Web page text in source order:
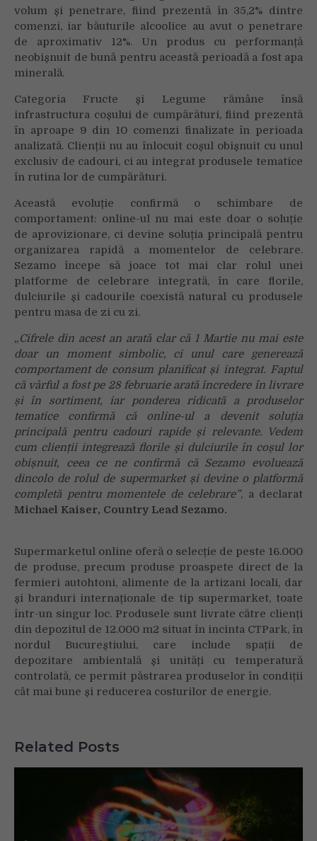
volum și penetrare, fiind prezentă în 35,2% dintre
comenzi, iar băuturile alcoolice au avut o penetrare
de aproximativ 12%. Un produs cu performanță
neobișnuit de bună pentru această perioadă a fost apa
minerală.
Categoria Fructe și Legume rămâne însă
infrastructura coșului de cumpărături, fiind prezentă
în aproape 9 din 10 comenzi finalizate în perioada
analizată. Clienții nu au înlocuit coșul obișnuit cu unul
exclusiv de cadouri, ci au integrat produsele tematice
în rutina lor de cumpărături.
Această evoluție confirmă o schimbare de
comportament: online-ul nu mai este doar o soluție
de aprovizionare, ci devine soluția principală pentru
organizarea rapidă a momentelor de celebrare.
Sezamo începe să joace tot mai clar rolul unei
platforme de celebrare integrată, în care florile,
dulciurile și cadourile coexistă natural cu produsele
pentru masa de zi cu zi.
„Cifrele din acest an arată clar că 1 Martie nu mai este
doar un moment simbolic, ci unul care generează
comportament de consum planificat și integrat. Faptul
că vârful a fost pe 28 februarie arată încredere în livrare
și în sortiment, iar ponderea ridicată a produselor
tematice confirmă că online-ul a devenit soluția
principală pentru cadouri rapide și relevante. Vedem
cum clienții integrează florile și dulciurile în coșul lor
obișnuit, ceea ce ne confirmă că Sezamo evoluează
dincolo de rolul de supermarket și devine o platformă
completă pentru momentele de celebrare”, a declarat
Michael Kaiser, Country Lead Sezamo.
Supermarketul online oferă o selecție de peste 16.000
de produse, precum produse proaspete direct de la
fermieri autohtoni, alimente de la artizani locali, dar
și branduri internaționale de tip supermarket, toate
într-un singur loc. Produsele sunt livrate către clienți
din depozitul de 12.000 m2 situat în incinta CTPark, în
nordul Bucureștiului, care include spații de
depozitare ambientală și unități cu temperatură
controlată, ce permit păstrarea produselor în condiții
cât mai bune și reducerea costurilor de energie.
Related Posts